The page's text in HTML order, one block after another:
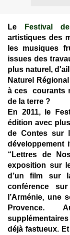
Le Festival
artistiques des
les musiques
issues des
plus naturel,
Naturel
à ces
courants
de la terre ?
En 2011, le
édition avec
de Contes sur
développement
“Lettres de
exposition sur
d’un film sur
conférence
l’Arménie, une
Provence.
déjà fastueux.